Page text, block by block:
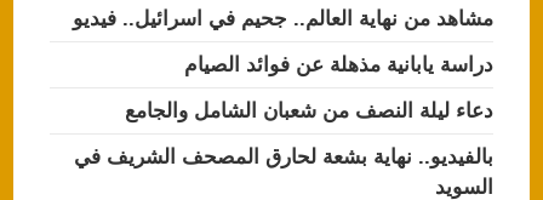
مشاهد من نهاية العالم.. جحيم في اسرائيل.. فيديو
دراسة يابانية مذهلة عن فوائد الصيام
دعاء ليلة النصف من شعبان الشامل والجامع
بالفيديو.. نهاية بشعة لحارق المصحف الشريف في
السويد